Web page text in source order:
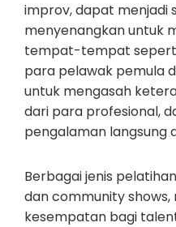
improv, dapat menjadi
menyenangkan untuk
tempat-tempat seperti
para pelawak pemula
untuk mengasah
dari para profesional,
pengalaman langsung
Berbagai jenis
dan community
kesempatan bagi